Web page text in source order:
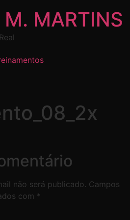
MARTINS
não será publicado. Campos
com *